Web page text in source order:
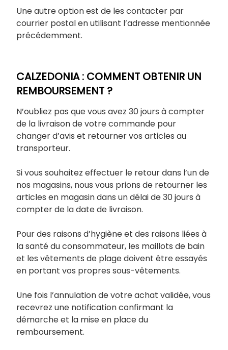
Une autre option est de les contacter par
courrier postal en utilisant l’adresse mentionnée
précédemment.
CALZEDONIA : COMMENT OBTENIR UN
REMBOURSEMENT ?
N’oubliez pas que vous avez 30 jours à compter
de la livraison de votre commande pour
changer d’avis et retourner vos articles au
transporteur.
Si vous souhaitez effectuer le retour dans l’un de
nos magasins, nous vous prions de retourner les
articles en magasin dans un délai de 30 jours à
compter de la date de livraison.
Pour des raisons d’hygiène et des raisons liées à
la santé du consommateur, les maillots de bain
et les vêtements de plage doivent être essayés
en portant vos propres sous-vêtements.
Une fois l’annulation de votre achat validée, vous
recevrez une notification confirmant la
démarche et la mise en place du
remboursement.